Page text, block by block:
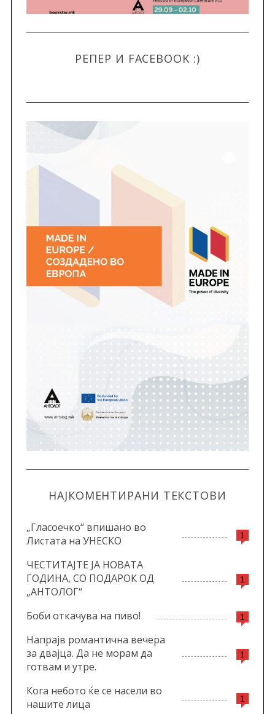
РЕПЕР И FACEBOOK :)
НАЈКОМЕНТИРАНИ ТЕКСТОВИ
1
„Гласоечко“ впишано во
Листата на УНЕСКО
1
ЧЕСТИТАЈТЕ ЈА НОВАТА
ГОДИНА, СО ПОДАРОК ОД
„АНТОЛОГ“
1
Боби откачува на пиво!
1
Напрајв романтична вечера
за двајца. Да не морам да
готвам и утре.
1
Кога небото ќе се насели во
нашите лица